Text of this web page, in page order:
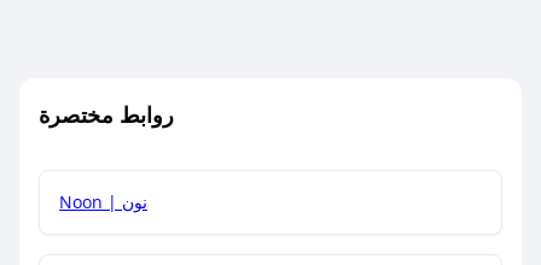
روابط مختصرة
Noon | نون